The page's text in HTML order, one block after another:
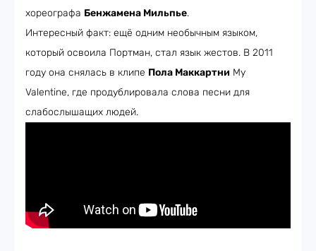
хореографа Бенжамена Мильпье.
Интересный факт: ещё одним необычным языком,
который освоила Портман, стал язык жестов. В 2011
году она снялась в клипе Пола Маккартни My
Valentine, где продублировала слова песни для
слабослышащих людей.